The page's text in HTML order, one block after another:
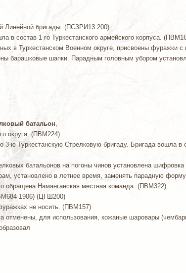
Линейной бригады. (ПСЗРИ13.200)
в состав 1-го Туркестанского армейского корпуса.
в Туркестанском Военном округе, присвоены фуражки
барашковые шапки. Парадным головным убором
батальон,
округа. (ПВМ224)
3-ю Туркестанскую Стрелковую бригаду. Бригада вошла в
батальонов на погоны чинов установлена шифровка
установлено в летнее время, заменять парадную
обращена Наманганская местная команда. (ПВМ322)
1906) (ЦГШ200)
не носить. (ПВМ157)
отменены, для использования, кожаные шаровары